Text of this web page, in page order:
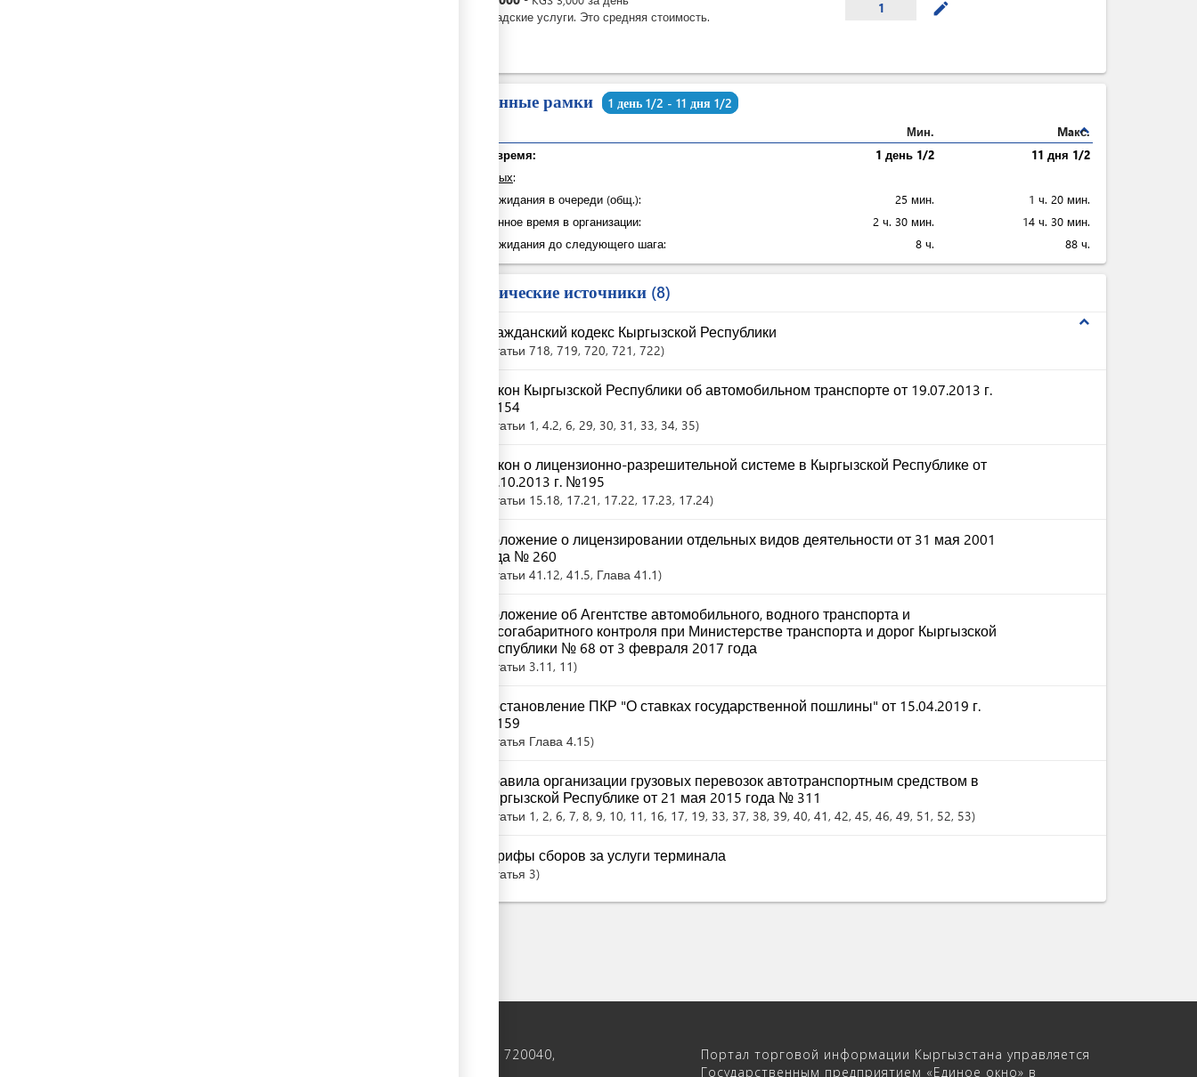
За складские услуги. Это средняя стоимость.
1 mode_edit
Временные рамки 1 день 1/2 - 11 дня 1/2
expand_less
Мин.
Maкс.
Общее время:
1 день 1/2
11 дня 1/2
из которых:
Время ожидания в очереди (общ.):
25 мин.
1 ч. 20 мин.
Затраченное время в организации:
2 ч. 30 мин.
14 ч. 30 мин.
Время ожидания до следующего шага:
8 ч. 88 ч.
Юридические источники 8
expand_less
Гражданский кодекс Кыргызской Республики
Статьи 718, 719, 720, 721, 722
Закон Кыргызской Республики об автомобильном транспорте от 19.07.2013 г.
№154
Статьи 1, 4.2, 6, 29, 30, 31, 33, 34, 35
Закон о лицензионно-разрешительной системе в Кыргызской Республике от
19.10.2013 г. №195
Статьи 15.18, 17.21, 17.22, 17.23, 17.24
Положение о лицензировании отдельных видов деятельности от 31 мая 2001
года № 260
Статьи 41.12, 41.5, Глава 41.1
Положение об Агентстве автомобильного, водного транспорта и
весогабаритного контроля при Министерстве транспорта и дорог Кыргызской
Республики № 68 от 3 февраля 2017 года
Статьи 3.11, 11
Постановление ПКР "О ставках государственной пошлины" от 15.04.2019 г.
№159
Статья Глава 4.15
Правила организации грузовых перевозок автотранспортным средством в
Кыргызской Республике от 21 мая 2015 года № 311
Статьи 1, 2, 6, 7, 8, 9, 10, 11, 16, 17, 19, 33, 37, 38, 39, 40, 41, 42, 45, 46, 49, 51, 52, 53
Тарифы сборов за услуги терминала
Статья 3
пр. Чуй 122, 4-ый этаж, 720040,
Портал торговой информации Кыргызстана управляется
Государственным предприятием «Единое окно» в